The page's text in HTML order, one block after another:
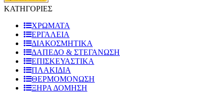
ΚΑΤΗΓΟΡΙΕΣ
ΧΡΩΜΑΤΑ
ΕΡΓΑΛΕΙΑ
ΔΙΑΚΟΣΜΗΤΙΚΑ
ΔΑΠΕΔΟ & ΣΤΕΓΑΝΩΣΗ
ΕΠΙΣΚΕΥΑΣΤΙΚΑ
ΠΛΑΚΙΔΙA
ΘΕΡΜΟΜΟΝΩΣΗ
ΞΗΡΑ ΔΟΜΗΣΗ